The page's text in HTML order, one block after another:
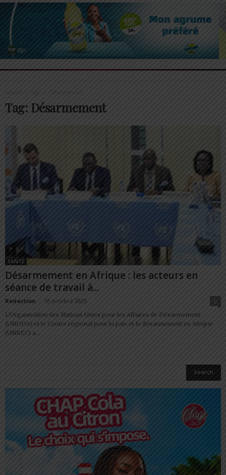
Tags Désarmement
Tag: Désarmement
SANTÉ
Désarmement en Afrique : les acteurs en
séance de travail à...
Redaction - 10 octobre 2023
0
L’Organisation des Nations Unies pour les Affaires de Désarmement
(UNODA) et le Centre régional pour la paix et le désarmement en Afrique
(UNREC) a...